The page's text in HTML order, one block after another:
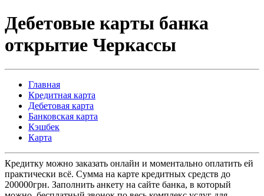
Дебетовые карты банка
открытие Черкассы
Главная
Кредитная карта
Дебетовая карта
Банковская карта
Кэшбек
Карта
Кредитку можно заказать онлайн и моментально оплатить ей
практически всё. Сумма на карте кредитных средств до
200000грн. Заполнить анкету на сайте банка, в который